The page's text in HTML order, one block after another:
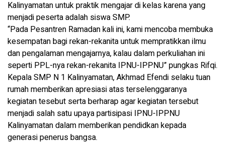
Kalinyamatan untuk praktik mengajar di kelas karena yang
menjadi peserta adalah siswa SMP.
“Pada Pesantren Ramadan kali ini, kami mencoba membuka
kesempatan bagi rekan-rekanita untuk mempratikkan ilmu
dan pengalaman mengajarnya, kalau dalam perkuliahan ini
seperti PPL-nya rekan-rekanita IPNU-IPPNU” pungkas Rifqi.
Kepala SMP N 1 Kalinyamatan, Akhmad Efendi selaku tuan
rumah memberikan apresiasi atas terselenggaranya
kegiatan tesebut serta berharap agar kegiatan tersebut
menjadi salah satu upaya partisipasi IPNU-IPPNU
Kalinyamatan dalam memberikan pendidkan kepada
generasi penerus bangsa.